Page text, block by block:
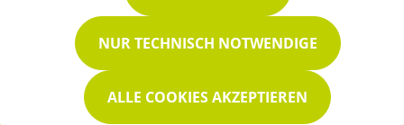
NUR TECHNISCH NOTWENDIGE
ALLE COOKIES AKZEPTIEREN